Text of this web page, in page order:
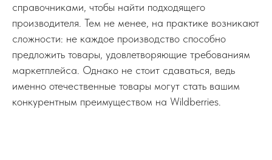
справочниками, чтобы найти подходящего
производителя. Тем не менее, на практике возникают
сложности: не каждое производство способно
предложить товары, удовлетворяющие требованиям
маркетплейса. Однако не стоит сдаваться, ведь
именно отечественные товары могут стать вашим
конкурентным преимуществом на Wildberries.